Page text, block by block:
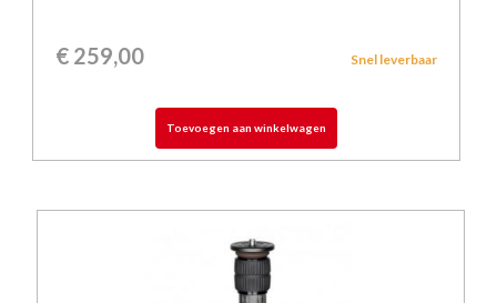
€ 259,00 Snel leverbaar
Toevoegen aan winkelwagen